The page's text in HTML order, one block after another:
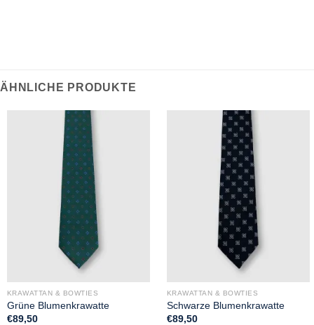
ÄHNLICHE PRODUKTE
KRAWATTAN & BOWTIES
Grüne Blumenkrawatte
€89,50
KRAWATTAN & BOWTIES
Schwarze Blumenkrawatte
€89,50